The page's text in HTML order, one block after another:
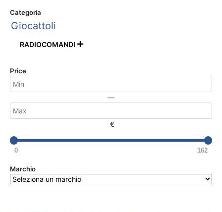
Categoria
Giocattoli
RADIOCOMANDI 
Price
—
€
0 162
Marchio